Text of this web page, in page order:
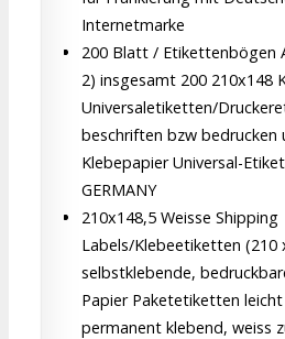
Internetmarke
200 Blatt / Etikettenbögen
2) insgesamt 200 210x148
Universaletiketten/
beschriften bzw bedrucken
Klebepapier Universal-
GERMANY
210x148,5 Weisse Shipping
Labels/Klebeetiketten (210
selbstklebende,
Papier Paketetiketten
permanent klebend, weiss